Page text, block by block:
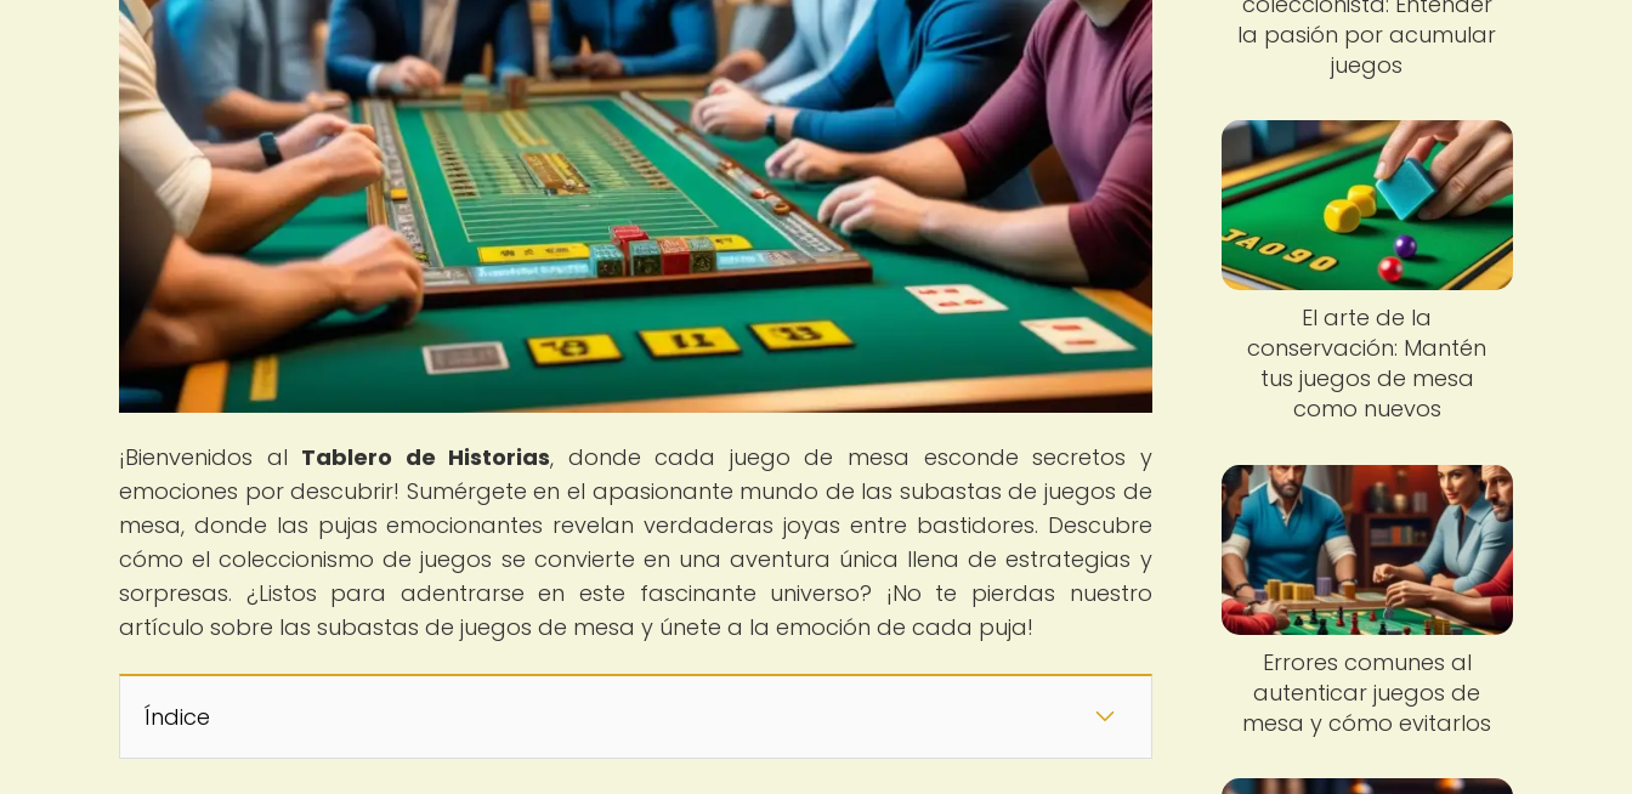
¡Bienvenidos al Tablero de Historias, donde cada juego de mesa esconde secretos y
emociones por descubrir! Sumérgete en el apasionante mundo de las subastas de juegos de
mesa, donde las pujas emocionantes revelan verdaderas joyas entre bastidores. Descubre
cómo el coleccionismo de juegos se convierte en una aventura única llena de estrategias y
sorpresas. ¿Listos para adentrarse en este fascinante universo? ¡No te pierdas nuestro
artículo sobre las subastas de juegos de mesa y únete a la emoción de cada puja!
Índice
la pasión por acumular
juegos
El arte de la
conservación: Mantén
tus juegos de mesa
como nuevos
Errores comunes al
autenticar juegos de
mesa y cómo evitarlos